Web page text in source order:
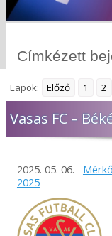
Címkézett
Lapok: Előző 1 2
Vasas FC –
2025. 05. 06.
2025